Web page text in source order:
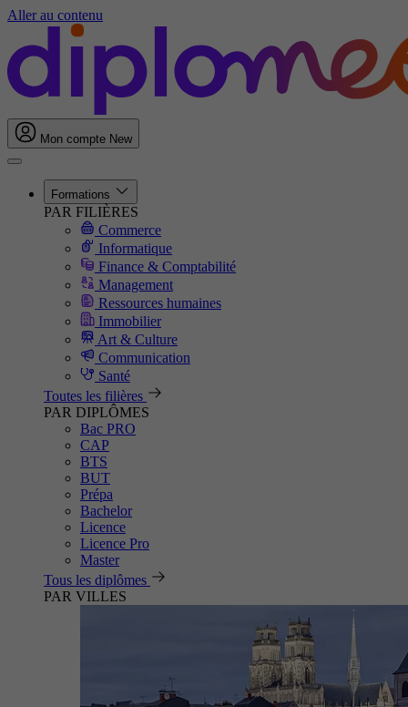
Aller au contenu
Mon compte New
Formations
PAR FILIÈRES
Commerce
Informatique
Finance & Comptabilité
Management
Ressources humaines
Immobilier
Art & Culture
Communication
Santé
Toutes les filières
PAR DIPLÔMES
Bac PRO
CAP
BTS
BUT
Prépa
Bachelor
Licence
Licence Pro
Master
Tous les diplômes
PAR VILLES